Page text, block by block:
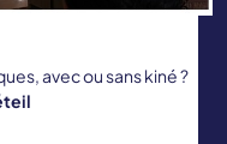
avec ou sans kiné ?